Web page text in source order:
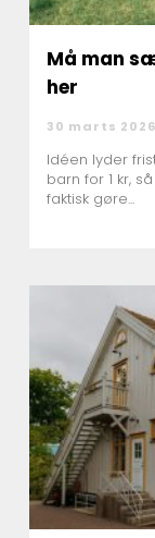
Må man
her
30 marts
Idéen lyder
barn for 1 kr,
faktisk gøre...